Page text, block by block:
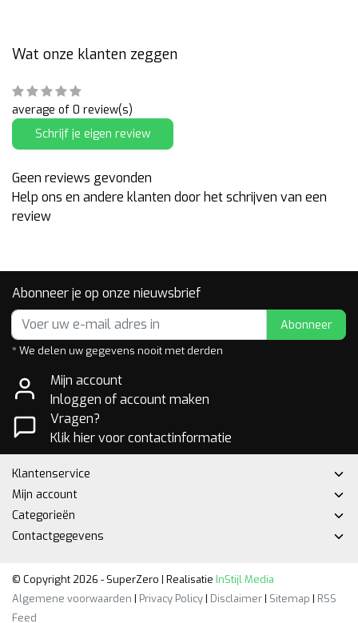
Wat onze klanten zeggen
average of 0 review(s)
Schrijf je eigen review
Geen reviews gevonden
Help ons en andere klanten door het schrijven van een
review
Abonneer je op onze nieuwsbrief
Abonneer
* We delen uw gegevens nooit met derden
Mijn account
Inloggen of account maken
Vragen?
Klik hier voor contactinformatie
Klantenservice
Mijn account
Categorieën
Contactgegevens
© Copyright 2026 - SuperZero | Realisatie InStijl Media
Algemene voorwaarden | Privacy Policy| Disclaimer| Sitemap | RSS
Feed